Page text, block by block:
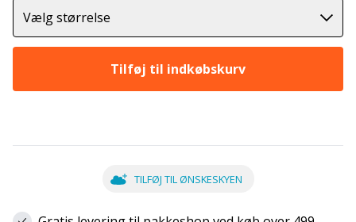
Vælg størrelse
Tilføj til indkøbskurv
TILFØJ TIL ØNSKESKYEN